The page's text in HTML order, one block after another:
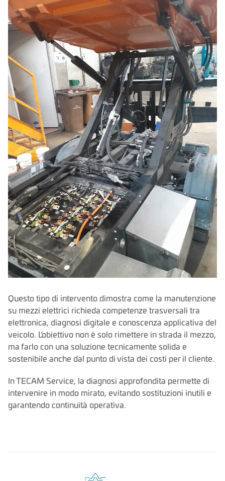
Questo tipo di intervento dimostra come la manutenzione
su mezzi elettrici richieda competenze trasversali tra
elettronica, diagnosi digitale e conoscenza applicativa del
veicolo. L’obiettivo non è solo rimettere in strada il mezzo,
ma farlo con una soluzione tecnicamente solida e
sostenibile anche dal punto di vista dei costi per il cliente.
In TECAM Service, la diagnosi approfondita permette di
intervenire in modo mirato, evitando sostituzioni inutili e
garantendo continuità operativa.